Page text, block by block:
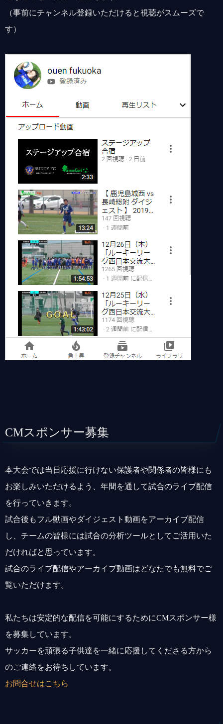
（事前にチャンネル登録いただけると視聴がスムーズで
す）
CMスポンサー募集
本大会では当日応援に行けない保護者や関係者の皆様にも
お楽しみいただけるよう、年間を通して試合のライブ配信
を行っていきます。
試合後もフル動画やダイジェスト動画をアーカイブ配信
し、チームの皆様には試合の分析ツールとしてご活用いた
だければと思っています。
試合のライブ配信やアーカイブ動画はどなたでも無料でご
覧いただけます。
私たちは安定的な配信を可能にするためにCMスポンサー様
を募集しています。
サッカーを頑張る子供達を一緒に応援してくださる方から
のご連絡をお待ちしています。
お問合せはこちら